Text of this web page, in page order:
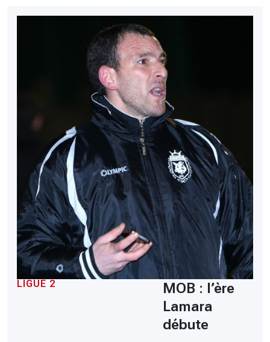
LIGUE 2
MOB : l’ère
Lamara
débute